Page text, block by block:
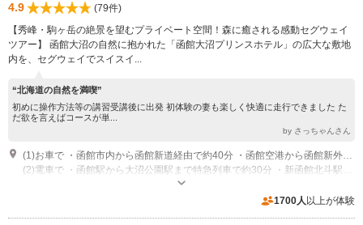
4.9
(79件)
【秀峰・駒ヶ岳の絶景を望むプライベート空間！森に癒される感動セグウェイ
ツアー】 函館大沼の自然に抱かれた「函館大沼プリンスホテル」の広大な敷地
内を、セグウェイでスイスイ...
“北海道の自然を満喫”
初めに操作方法等の講習受講後に出発 初体験の妻も楽しく快適に走行できました た
だ欲を言えばコースが単...
by さっちゃんさん
(1)お車で ・函館市内から函館新道経由で約40分 ・函館空港から函館新外環状道路経由で約30分 ・新函館北斗駅から約15分
開催：午前 9：00～11：30／9：30～12：00 午後 13：00～15：30／13：
30～16：00 ※平日は午前・午後各1コースのみ オープン：4月下旬～10月
1700人 以上が体験